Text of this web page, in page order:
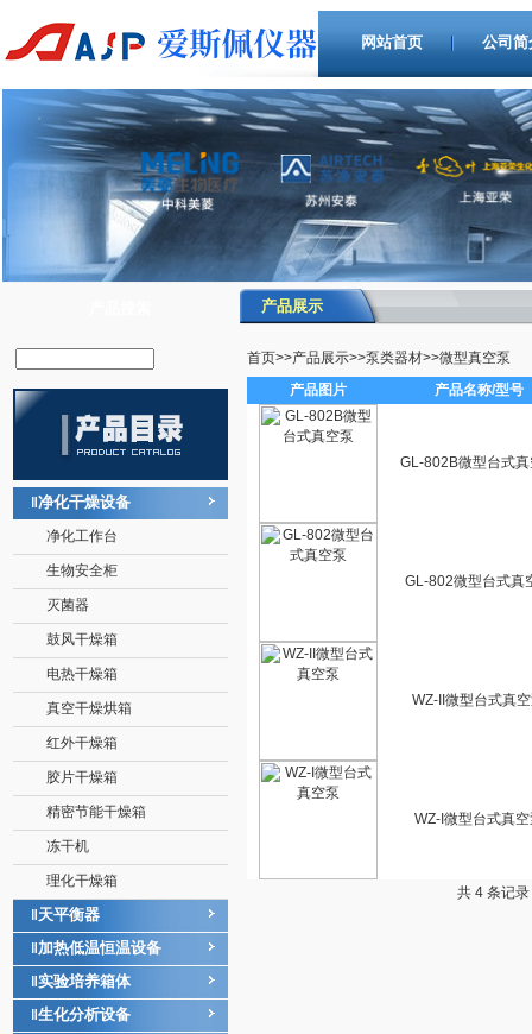
网站首页 公司简
净化干燥设备
净化工作台
生物安全柜
灭菌器
鼓风干燥箱
电热干燥箱
真空干燥烘箱
红外干燥箱
胶片干燥箱
精密节能干燥箱
冻干机
理化干燥箱
天平衡器
加热低温恒温设备
实验培养箱体
生化分析设备
产品展示
首页>>产品展示>>泵类器材>>微型真空泵
产品图片
产品名称/型号
GL-802B微型台式真
GL-802微型台式真
WZ-II微型台式真
WZ-I微型台式真空
共 4 条记